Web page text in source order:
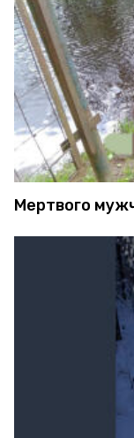
Мертвого